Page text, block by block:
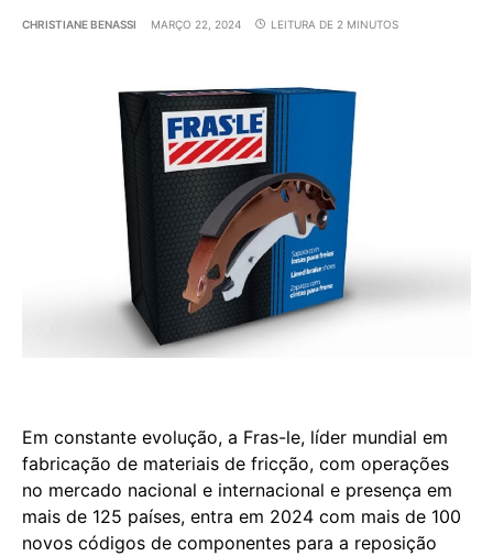
CHRISTIANE BENASSI MARÇO 22, 2024 LEITURA DE 2 MINUTOS
Em constante evolução, a Fras-le, líder mundial em
fabricação de materiais de fricção, com operações
no mercado nacional e internacional e presença em
mais de 125 países, entra em 2024 com mais de 100
novos códigos de componentes para a reposição